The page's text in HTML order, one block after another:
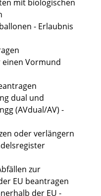
mit biologischen
- Erlaubnis
Vormund
dual und
(AVdual/AV) -
oder verlängern
zur
EU beantragen
der EU -